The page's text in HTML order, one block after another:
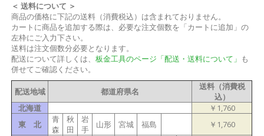
＜ 送料について ＞
商品の価格に下記の送料（消費税込）は含まれておりません。
カートに商品を追加する際は、必要な注文個数を「カートに追加」の
左枠にご入力下さい。
送料は注文個数分必要となります。
配送について詳しくは、板金工具のページ「配送・送料について」 も
併せてご確認ください。
配送地域 都道府県名
送料（消費税
込）
北海道
￥1,760
東 北
青
森
秋
田
岩
手
山形 宮城 福島 ￥1,760